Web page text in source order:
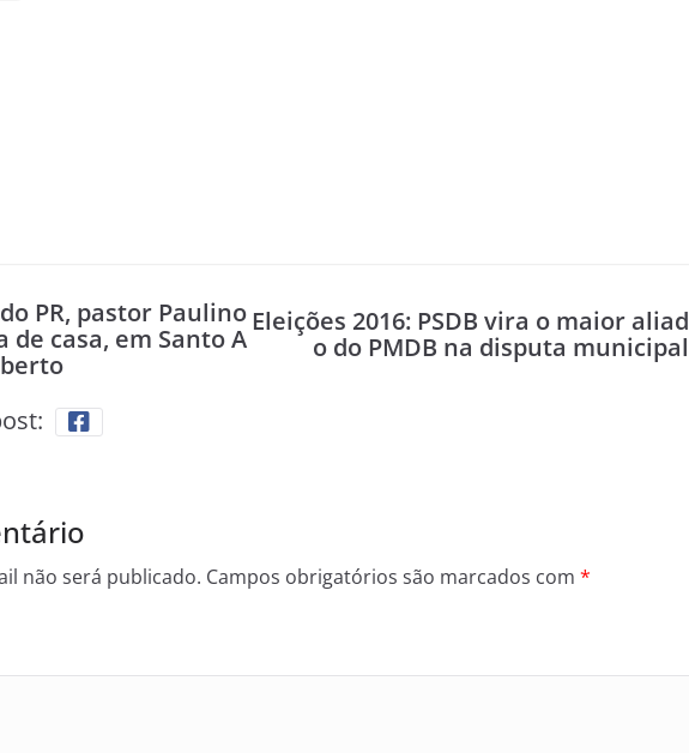
PR, pastor Paulino
casa, em Santo A
Eleições 2016: PSDB vira o maior aliad
o do PMDB na disputa municipal
não será publicado. Campos obrigatórios são marcados com *